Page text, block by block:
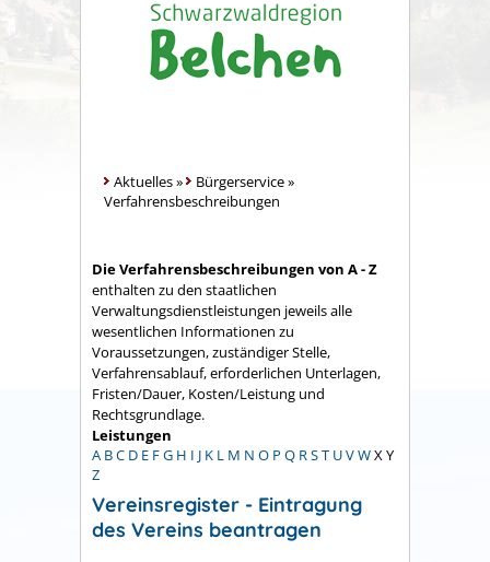
Aktuelles» Bürgerservice»
Verfahrensbeschreibungen
Die Verfahrensbeschreibungen von A - Z
enthalten zu den staatlichen
Verwaltungsdienstleistungen jeweils alle
wesentlichen Informationen zu
Voraussetzungen, zuständiger Stelle,
Verfahrensablauf, erforderlichen Unterlagen,
Fristen/Dauer, Kosten/Leistung und
Rechtsgrundlage.
Leistungen
A BC D E FG H I J K L M N O P Q RST UVWX Y
Z
Vereinsregister - Eintragung
des Vereins beantragen